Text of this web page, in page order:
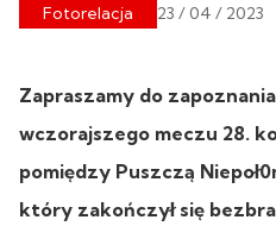
Fotorelacja 23 / 04 / 2023
Zapraszamy do
wczorajszego meczu 28.
pomiędzy Puszczą
który zakończył się